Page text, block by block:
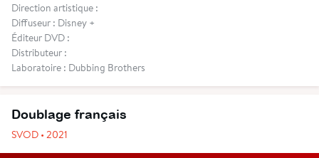
Direction artistique :
Diffuseur : Disney +
Éditeur DVD :
Distributeur :
Laboratoire : Dubbing Brothers
Doublage français
SVOD • 2021